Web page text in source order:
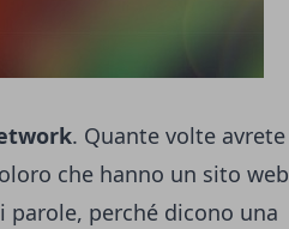
. Quante volte avrete
che hanno un sito web
perché dicono una